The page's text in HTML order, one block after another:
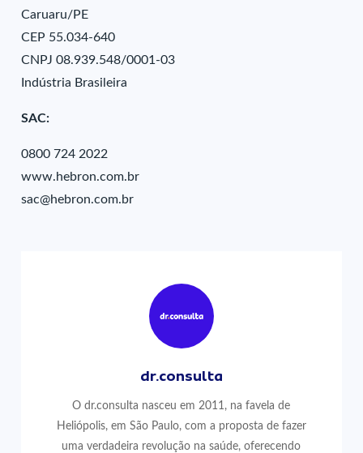
Caruaru/PE
CEP 55.034-640
CNPJ 08.939.548/0001-03
Indústria Brasileira
SAC:
0800 724 2022
www.hebron.com.br
sac@hebron.com.br
dr.consulta
O dr.consulta nasceu em 2011, na favela de
Heliópolis, em São Paulo, com a proposta de fazer
uma verdadeira revolução na saúde, oferecendo